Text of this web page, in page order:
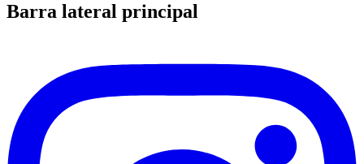
Barra lateral principal